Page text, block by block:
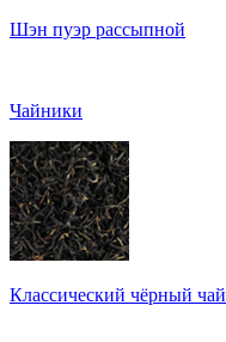
Шэн пуэр рассыпной
Чайники
Классический чёрный чай